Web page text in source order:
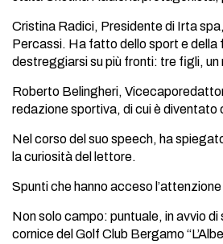
Cristina Radici, Presidente di Irta
Percassi. Ha fatto dello sport e della
destreggiarsi su più fronti: tre figli,
Roberto Belingheri,
redazione sportiva, di cui è diventato
Nel corso del suo speech, ha
la curiosità del lettore.
Spunti che hanno acceso
Non solo campo: puntuale, in avvio
cornice del Golf Club Bergamo